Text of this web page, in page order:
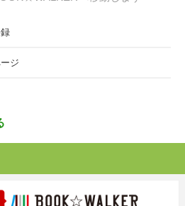
ジ